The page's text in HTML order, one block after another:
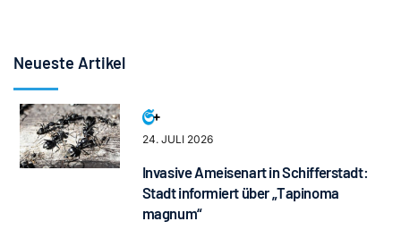
Neueste Artikel
24. JULI 2026
Invasive Ameisenart in Schifferstadt:
Stadt informiert über „Tapinoma
magnum“